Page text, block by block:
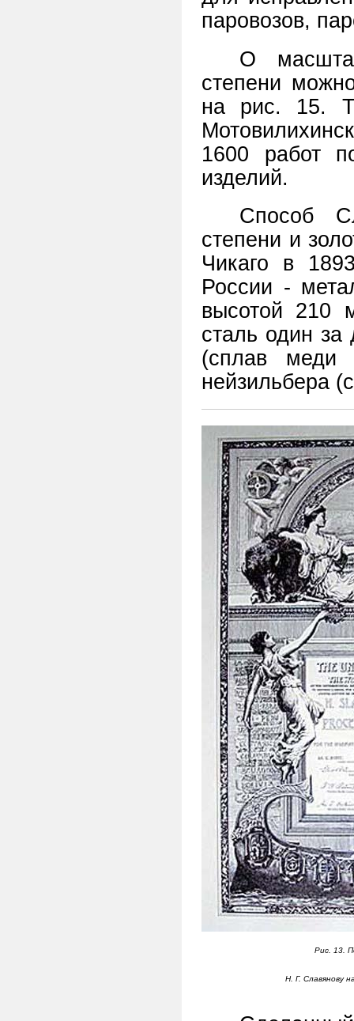
паровозов,
О
степени
на рис. 15.
1600 работ
изделий.
Способ
степени и
Чикаго в
России -
высотой 210
сталь один за
(сплав меди
нейзильбера
Рис. 13.
Н. Г. Славянову